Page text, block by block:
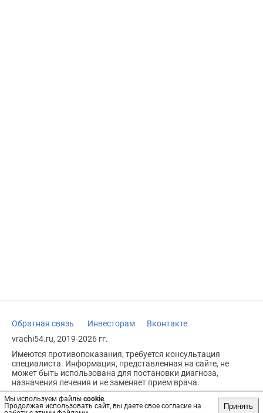
Мы используем файлы cookie.
Продолжая использовать сайт, вы даете свое согласие на
Принять
Обратная связь Инвесторам
Вконтакте
vrachi54.ru, 2019-2026 гг.
Имеются противопоказания, требуется консультация
специалиста. Информация, представленная на сайте, не
может быть использована для постановки диагноза,
назначения лечения и не заменяет прием врача.
Возрастное ограничение: 18+